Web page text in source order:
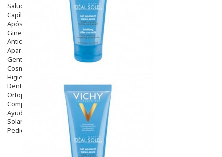
Salud Bucodental
Capilar
Apósitos
Ginecología
Anticonceptivos
Aparato Genital
Gente Mayor
Cosmética
Higiene
Dentales
Ortopedia
Complementos Nutricionales.
Ayudas
Solares
Pedido express